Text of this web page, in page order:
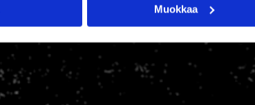
Muokkaa